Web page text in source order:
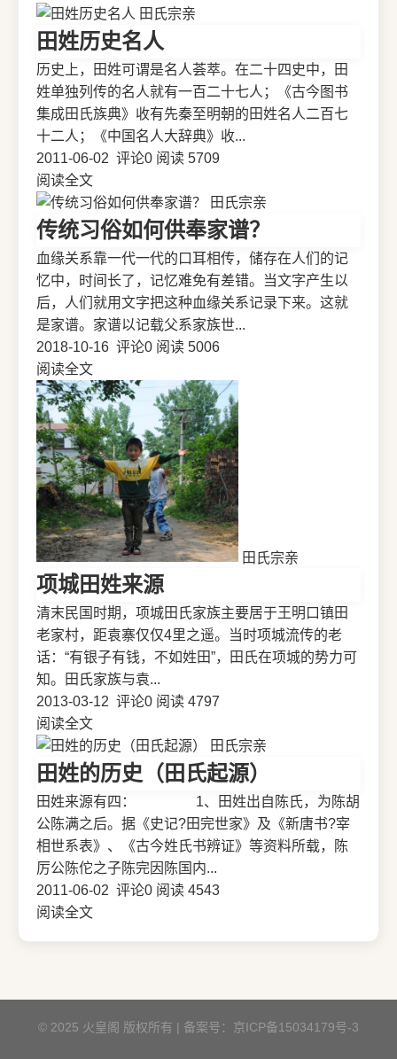
田氏宗亲
田姓历史名人
历史上，田姓可谓是名人荟萃。在二十四史中，田
姓单独列传的名人就有一百二十七人；《古今图书
集成田氏族典》收有先秦至明朝的田姓名人二百七
十二人；《中国名人大辞典》收...
2011-06-02 评论0 阅读 5709
阅读全文
田氏宗亲
传统习俗如何供奉家谱？
血缘关系靠一代一代的口耳相传，储存在人们的记
忆中，时间长了，记忆难免有差错。当文字产生以
后，人们就用文字把这种血缘关系记录下来。这就
是家谱。家谱以记载父系家族世...
2018-10-16 评论0 阅读 5006
阅读全文
田氏宗亲
项城田姓来源
清末民国时期，项城田氏家族主要居于王明口镇田
老家村，距袁寨仅仅4里之遥。当时项城流传的老
话：“有银子有钱，不如姓田”，田氏在项城的势力可
知。田氏家族与袁...
2013-03-12 评论0 阅读 4797
阅读全文
田氏宗亲
田姓的历史（田氏起源）
田姓来源有四： 1、田姓出自陈氏，为陈胡
公陈满之后。据《史记?田完世家》及《新唐书?宰
相世系表》、《古今姓氏书辨证》等资料所载，陈
厉公陈佗之子陈完因陈国内...
2011-06-02 评论0 阅读 4543
阅读全文
© 2025 火皇阁 版权所有 | 备案号： 京ICP备15034179号-3